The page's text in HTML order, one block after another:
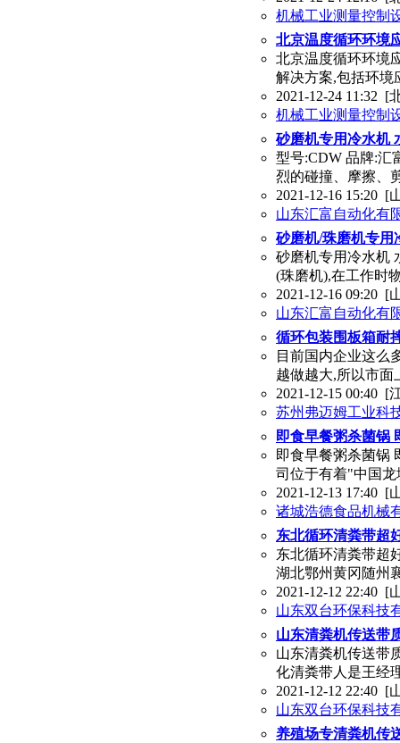
机械工业测量控制
北京温度循环环境
北京温度循环环境
解决方案,包括环境
2021-12-24 11:32 [
机械工业测量控制
砂磨机专用冷水机
型号:CDW 品牌:汇
烈的碰撞、摩擦、
2021-12-16 15:20 [
山东汇富自动化有
砂磨机/珠磨机专用
砂磨机专用冷水机
(珠磨机),在工作时
2021-12-16 09:20 [
山东汇富自动化有
循环包装围板箱耐
目前国内企业这么
越做越大,所以市面
2021-12-15 00:40 [
苏州弗迈姆工业科
即食早餐粥杀菌锅
即食早餐粥杀菌锅
司位于有着"中国
2021-12-13 17:40 [
诸城浩德食品机械
东北循环清粪带超
东北循环清粪带超
湖北鄂州黄冈随州
2021-12-12 22:40 [
山东双台环保科技
山东清粪机传送带
山东清粪机传送带
化清粪带人是王经
2021-12-12 22:40 [
山东双台环保科技
养殖场专清粪机传